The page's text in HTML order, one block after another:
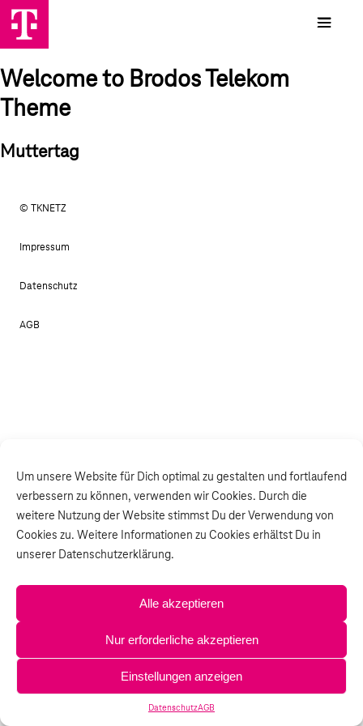
Um unsere Website für Dich optimal zu gestalten und fortlaufend
verbessern zu können, verwenden wir Cookies. Durch die
weitere Nutzung der Website stimmst Du der Verwendung von
Cookies zu. Weitere Informationen zu Cookies erhältst Du in
unserer Datenschutzerklärung.
Alle akzeptieren
Nur erforderliche akzeptieren
Einstellungen anzeigen
DatenschutzAGB
Welcome to Brodos Telekom
Theme
Muttertag
© TKNETZ
Impressum
Datenschutz
AGB